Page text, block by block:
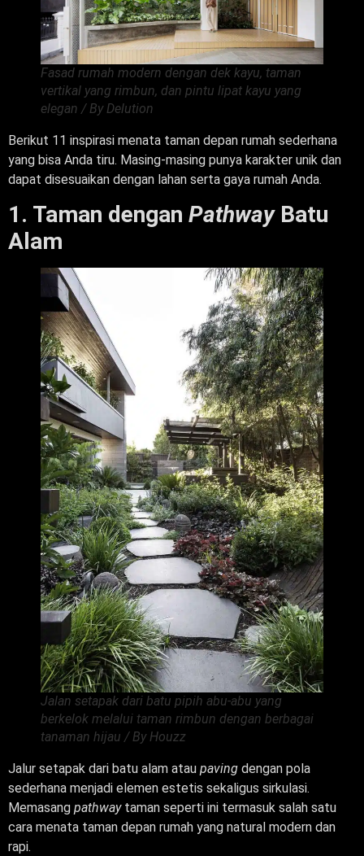
Fasad rumah modern dengan dek kayu, taman
vertikal yang rimbun, dan pintu lipat kayu yang
elegan / By Delution
Berikut 11 inspirasi menata taman depan rumah sederhana
yang bisa Anda tiru. Masing-masing punya karakter unik dan
dapat disesuaikan dengan lahan serta gaya rumah Anda.
1. Taman dengan PathwayBatu
Alam
Jalan setapak dari batu pipih abu-abu yang
berkelok melalui taman rimbun dengan berbagai
tanaman hijau / By Houzz
Jalur setapak dari batu alam atau paving dengan pola
sederhana menjadi elemen estetis sekaligus sirkulasi.
Memasang pathwaytaman seperti ini termasuk salah satu
cara menata taman depan rumah yang natural modern dan
rapi.